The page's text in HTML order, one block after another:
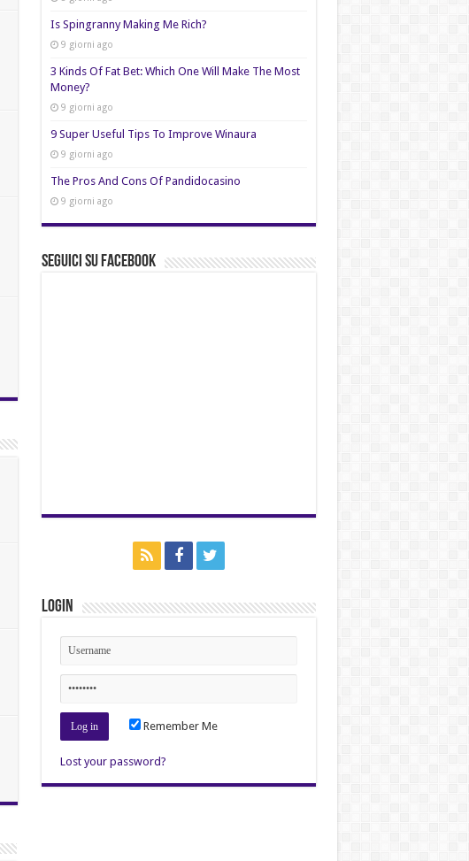
Is Spingranny Making Me Rich?
9 giorni ago
3 Kinds Of Fat Bet: Which One Will Make The Most
Money?
9 giorni ago
9 Super Useful Tips To Improve Winaura
9 giorni ago
The Pros And Cons Of Pandidocasino
9 giorni ago
Seguici su Facebook
Login
Remember Me
Lost your password?